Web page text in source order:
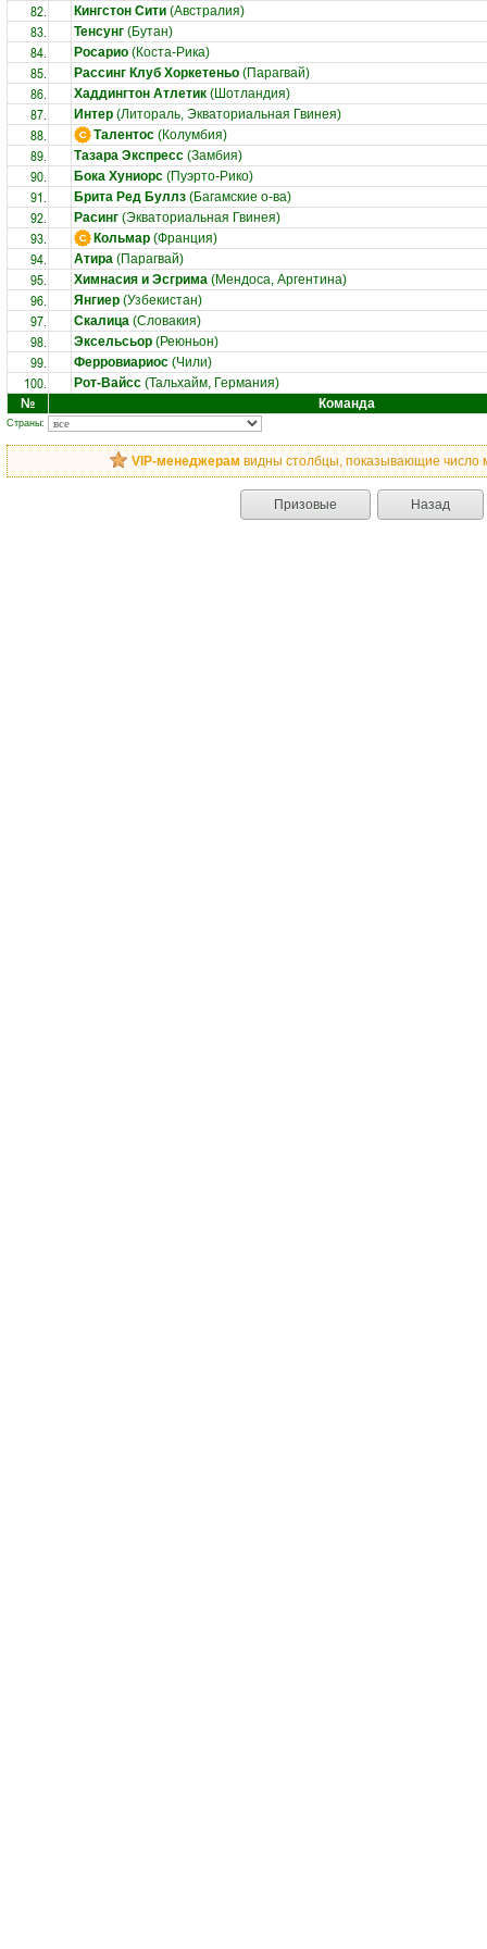
82. Кингстон Сити (Австралия)
83. Тенсунг (Бутан)
84. Росарио (Коста-Рика)
85. Рассинг Клуб Хоркетеньо (Парагвай)
86. Хаддингтон Атлетик (Шотландия)
87. Интер (Литораль, Экваториальная Гвинея)
88. Талентос (Колумбия)
89. Тазара Экспресс (Замбия)
90. Бока Хуниорс (Пуэрто-Рико)
91. Брита Ред Буллз (Багамские о-ва)
92. Расинг (Экваториальная Гвинея)
93. Кольмар (Франция)
94. Атира (Парагвай)
95. Химнасия и Эсгрима (Мендоса, Аргентина)
96. Янгиер (Узбекистан)
97. Скалица (Словакия)
98. Эксельсьор (Реюньон)
99. Ферровиариос (Чили)
100. Рот-Вайсс (Тальхайм, Германия)
№
Команда
Страны:
VIP-менеджерам видны столбцы, показывающие число
Призовые Назад